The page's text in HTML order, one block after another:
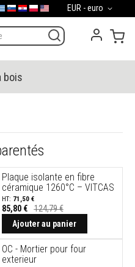
Devise
EUR - euro
Slovenija
Hrvatska
PolskaEnglish (US)
bois
Plaque isolante en fibre
céramique 1260°C – VITCAS
85,80 €
71,50 €
124,79 €
Ajouter au panier
OC - Mortier pour four
exterieur